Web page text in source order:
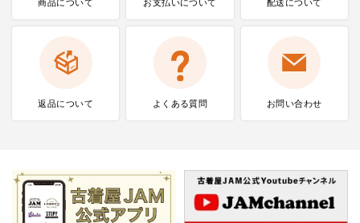
商品について お支払いについて 配送について
返品について よくある質問 お問い合わせ